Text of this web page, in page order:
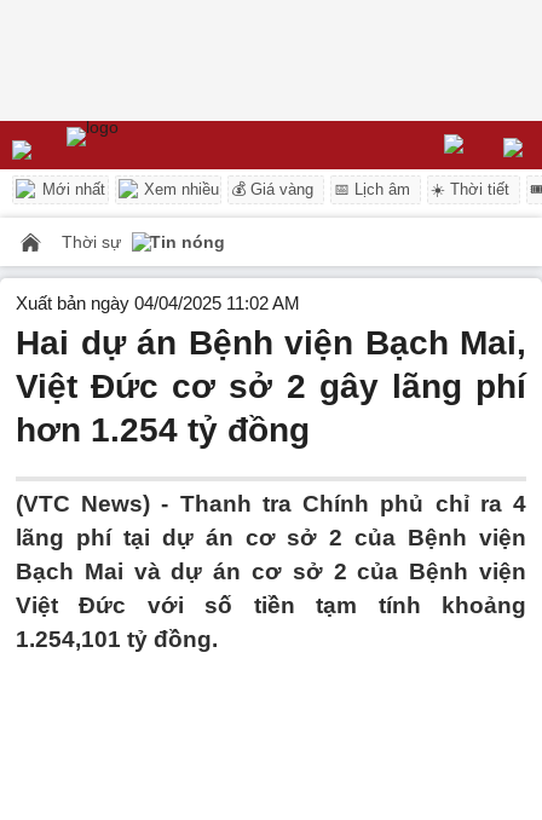
Mới nhất Xem nhiều 💰 Giá vàng 📅 Lịch âm ☀️ Thời tiết
Thời sự Tin nóng
Xuất bản ngày 04/04/2025 11:02 AM
Hai dự án Bệnh viện Bạch Mai,
Việt Đức cơ sở 2 gây lãng phí
hơn 1.254 tỷ đồng
(VTC News) - Thanh tra Chính phủ chỉ ra 4
lãng phí tại dự án cơ sở 2 của Bệnh viện
Bạch Mai và dự án cơ sở 2 của Bệnh viện
Việt Đức với số tiền tạm tính khoảng
1.254,101 tỷ đồng.